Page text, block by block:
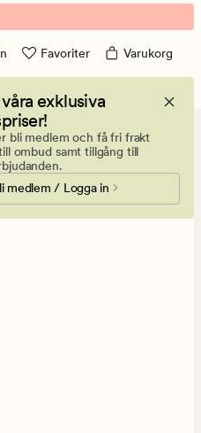
Favoriter Varukorg
exklusiva
bli medlem och få fri frakt
ombud samt tillgång till
medlem / Logga in
58
omdömen
med
betyg
4.5
cm